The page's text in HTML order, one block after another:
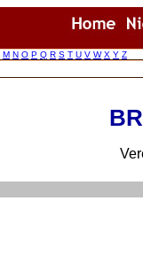
M N O P Q R S T U V W X Y Z